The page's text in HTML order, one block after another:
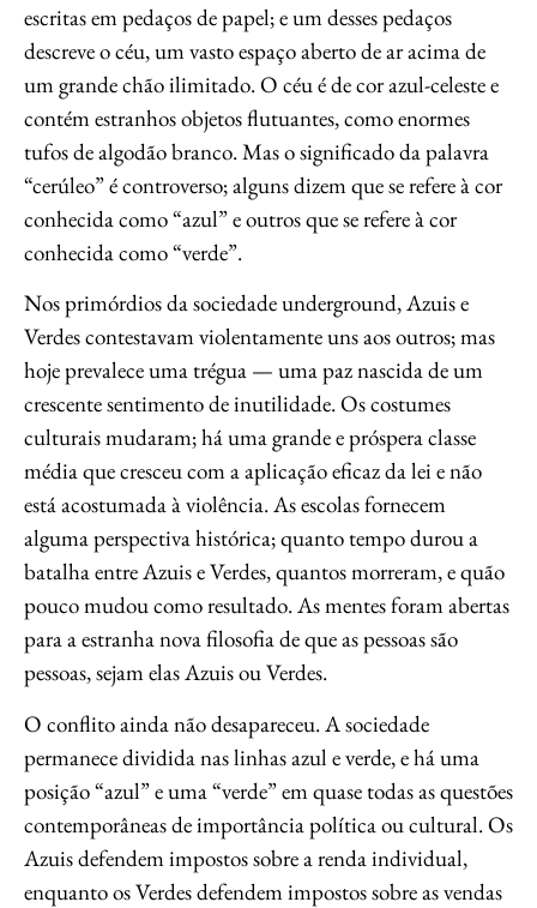
escritas em pedaços de papel; e um desses pedaços
descreve o céu, um vasto espaço aberto de ar acima de
um grande chão ilimitado. O céu é de cor azul-celeste e
contém estranhos objetos flutuantes, como enormes
tufos de algodão branco. Mas o significado da palavra
“cerúleo” é controverso; alguns dizem que se refere à cor
conhecida como “azul” e outros que se refere à cor
conhecida como “verde”.
Nos primórdios da sociedade underground, Azuis e
Verdes contestavam violentamente uns aos outros; mas
hoje prevalece uma trégua — uma paz nascida de um
crescente sentimento de inutilidade. Os costumes
culturais mudaram; há uma grande e próspera classe
média que cresceu com a aplicação eficaz da lei e não
está acostumada à violência. As escolas fornecem
alguma perspectiva histórica; quanto tempo durou a
batalha entre Azuis e Verdes, quantos morreram, e quão
pouco mudou como resultado. As mentes foram abertas
para a estranha nova filosofia de que as pessoas são
pessoas, sejam elas Azuis ou Verdes.
O conflito ainda não desapareceu. A sociedade
permanece dividida nas linhas azul e verde, e há uma
posição “azul” e uma “verde” em quase todas as questões
contemporâneas de importância política ou cultural. Os
Azuis defendem impostos sobre a renda individual,
enquanto os Verdes defendem impostos sobre as vendas